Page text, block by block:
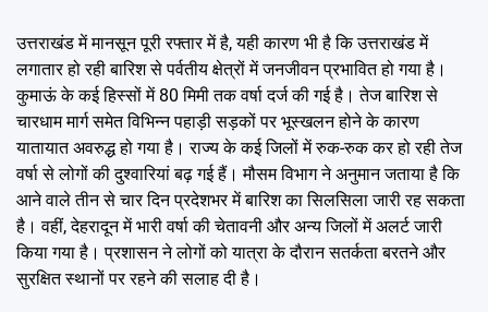
उत्तराखंड में मानसून पूरी रफ्तार में है, यही कारण भी है कि उत्तराखंड में
लगातार हो रही बारिश से पर्वतीय क्षेत्रों में जनजीवन प्रभावित हो गया है।
कुमाऊं के कई हिस्सों में 80 मिमी तक वर्षा दर्ज की गई है। तेज बारिश से
चारधाम मार्ग समेत विभिन्न पहाड़ी सड़कों पर भूस्खलन होने के कारण
यातायात अवरुद्ध हो गया है। राज्य के कई जिलों में रुक-रुक कर हो रही तेज
वर्षा से लोगों की दुश्वारियां बढ़ गई हैं। मौसम विभाग ने अनुमान जताया है कि
आने वाले तीन से चार दिन प्रदेशभर में बारिश का सिलसिला जारी रह सकता
है। वहीं, देहरादून में भारी वर्षा की चेतावनी और अन्य जिलों में अलर्ट जारी
किया गया है। प्रशासन ने लोगों को यात्रा के दौरान सतर्कता बरतने और
सुरक्षित स्थानों पर रहने की सलाह दी है।